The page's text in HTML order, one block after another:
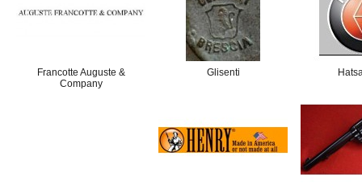
Francotte Auguste &
Company
Glisenti